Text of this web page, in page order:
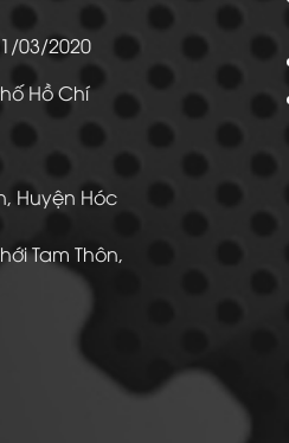
03/2020
Hồ Chí
Huyện Hóc
Tam Thôn,
9900 -